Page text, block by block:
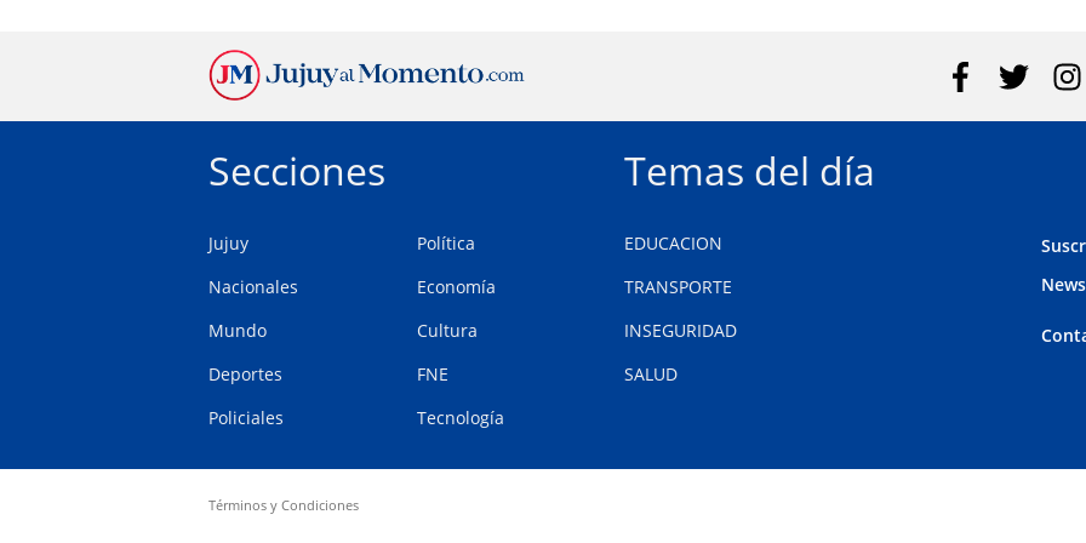
Secciones
Jujuy
Nacionales
Mundo
Deportes
Policiales
Política
Economía
Cultura
FNE
Tecnología
Temas del día
EDUCACION
TRANSPORTE
INSEGURIDAD
SALUD
Términos y Condiciones